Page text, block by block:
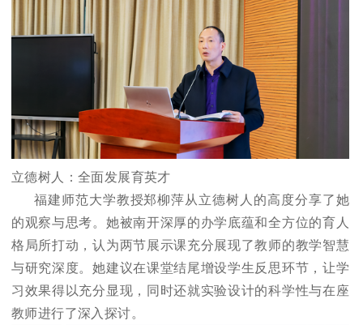
立德树人：全面发展育英才
福建师范大学教授郑柳萍从立德树人的高度分享了她
的观察与思考。她被南开深厚的办学底蕴和全方位的育人
格局所打动，认为两节展示课充分展现了教师的教学智慧
与研究深度。她建议在课堂结尾增设学生反思环节，让学
习效果得以充分显现，同时还就实验设计的科学性与在座
教师进行了深入探讨。